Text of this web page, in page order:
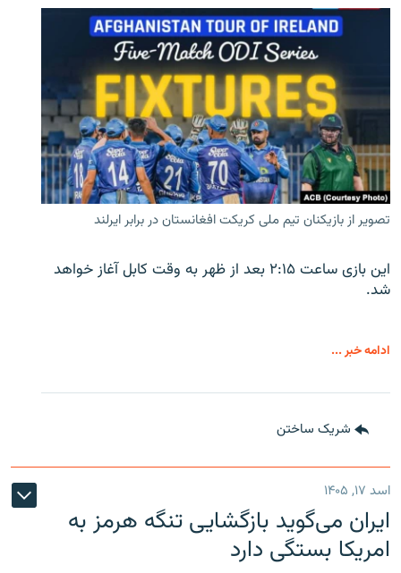
تصویر از بازیکنان تیم ملی کریکت افغانستان در برابر ایرلند
این بازی ساعت ۲:۱۵ بعد از ظهر به وقت کابل آغاز خواهد
شد.
ادامه خبر ...
شریک ساختن
اسد ۱۷, ۱۴۰۵
ایران می‌گوید بازگشایی تنگه هرمز به
امریکا بستگی دارد